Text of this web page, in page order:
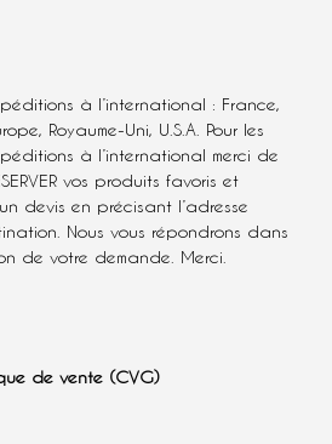
à l’international : France,
Royaume-Uni, U.S.A. Pour les
à l’international merci de
vos produits favoris et
devis en précisant l’adresse
Nous vous répondrons dans
de votre demande. Merci.
de vente (CVG)